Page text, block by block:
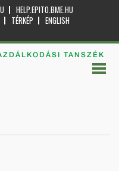
HELP.EPITO.BME.HU
TÉRKÉP
ENGLISH
TANSZÉK